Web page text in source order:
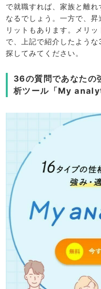
で就職すれば、家族と離
なるでしょう。一方で、
リットもあります。メリ
で、上記で紹介したよう
探してみてください。
36の質問であなたの
析ツール「My